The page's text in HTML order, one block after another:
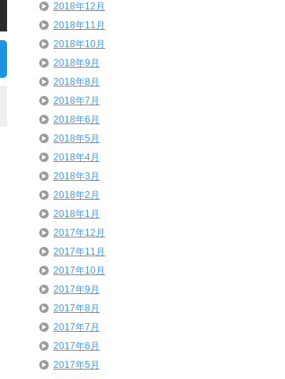
2018年12月
2018年11月
2018年10月
2018年9月
2018年8月
2018年7月
2018年6月
2018年5月
2018年4月
2018年3月
2018年2月
2018年1月
2017年12月
2017年11月
2017年10月
2017年9月
2017年8月
2017年7月
2017年6月
2017年5月